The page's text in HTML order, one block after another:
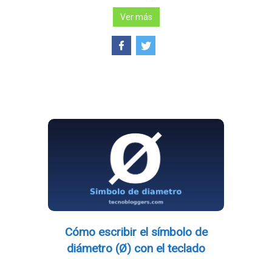
Ver más
Cómo escribir el símbolo de
diámetro (Ø) con el teclado